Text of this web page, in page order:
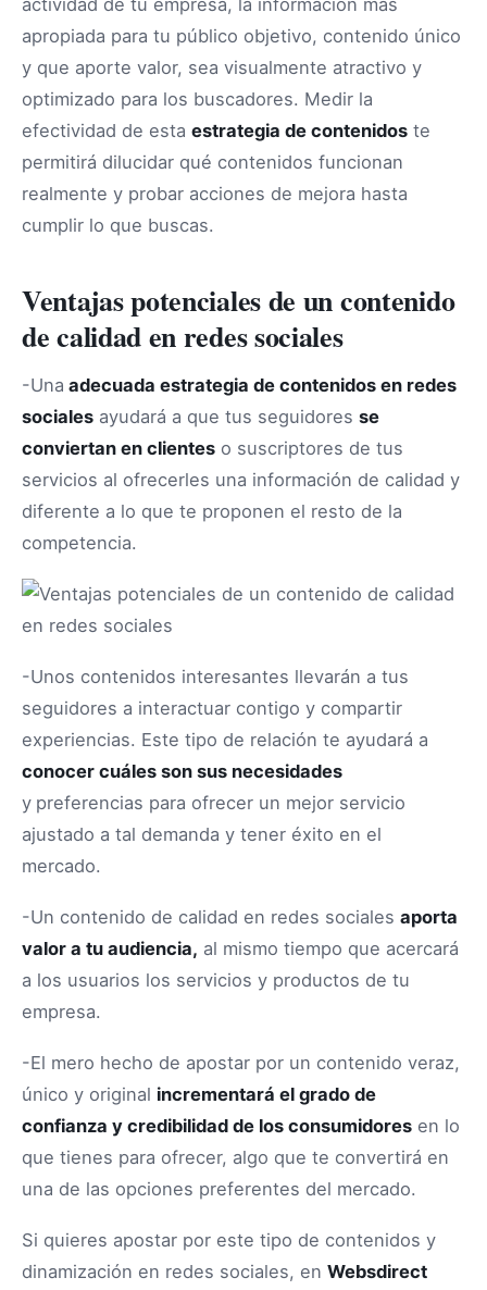
apropiada para tu público objetivo, contenido único
y que aporte valor, sea visualmente atractivo y
optimizado para los buscadores. Medir la
efectividad de esta estrategia de contenidos te
permitirá dilucidar qué contenidos funcionan
realmente y probar acciones de mejora hasta
cumplir lo que buscas.
Ventajas potenciales de un contenido
de calidad en redes sociales
-Una adecuada estrategia de contenidos en redes
sociales ayudará a que tus seguidores se
conviertan en clientes o suscriptores de tus
servicios al ofrecerles una información de calidad y
diferente a lo que te proponen el resto de la
competencia.
-Unos contenidos interesantes llevarán a tus
seguidores a interactuar contigo y compartir
experiencias. Este tipo de relación te ayudará a
conocer cuáles son sus necesidades
y preferencias para ofrecer un mejor servicio
ajustado a tal demanda y tener éxito en el
mercado.
-Un contenido de calidad en redes sociales aporta
valor a tu audiencia, al mismo tiempo que acercará
a los usuarios los servicios y productos de tu
empresa.
-El mero hecho de apostar por un contenido veraz,
único y original incrementará el grado de
confianza y credibilidad de los consumidores en lo
que tienes para ofrecer, algo que te convertirá en
una de las opciones preferentes del mercado.
Si quieres apostar por este tipo de contenidos y
dinamización en redes sociales, en Websdirect